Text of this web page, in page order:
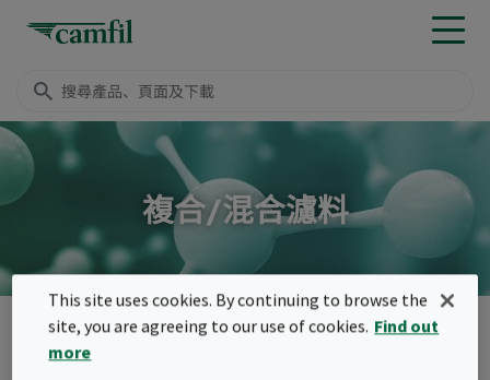
複合/混合濾料
化學濾網/活性碳濾網 濾材/濾料（化學濾網） 混和種
Menu
This site uses cookies. By continuing to browse the
site, you are agreeing to our use of cookies. Find out
more